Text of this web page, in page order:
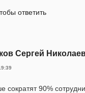
ответить
Сергей
сократят 90%